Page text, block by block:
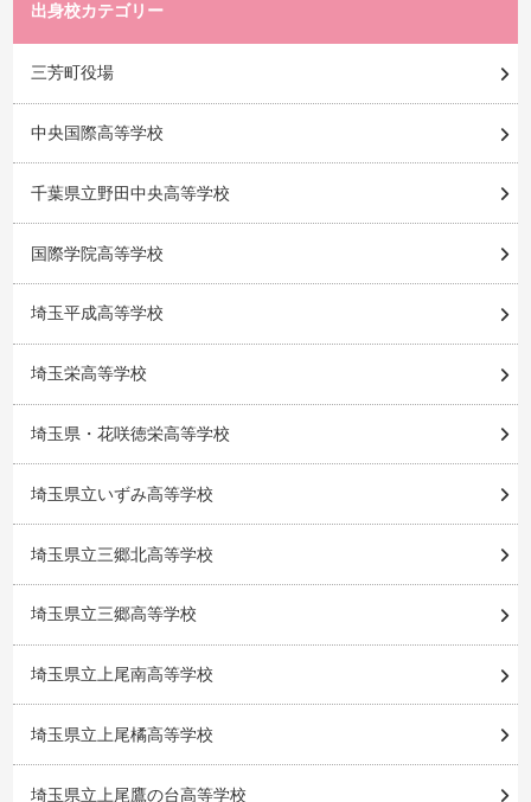
出身校カテゴリー
三芳町役場
中央国際高等学校
千葉県立野田中央高等学校
国際学院高等学校
埼玉平成高等学校
埼玉栄高等学校
埼玉県・花咲徳栄高等学校
埼玉県立いずみ高等学校
埼玉県立三郷北高等学校
埼玉県立三郷高等学校
埼玉県立上尾南高等学校
埼玉県立上尾橘高等学校
埼玉県立上尾鷹の台高等学校